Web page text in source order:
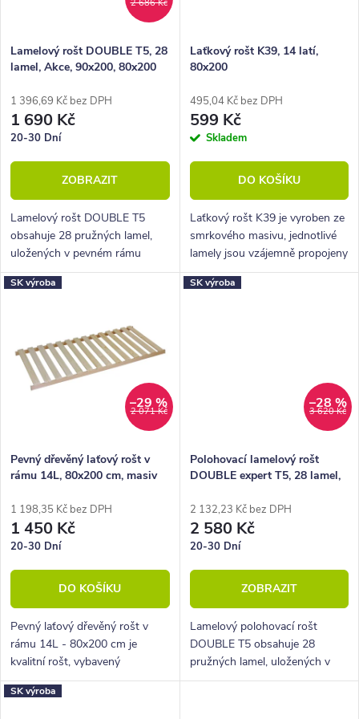
o
d
u
k
t
ů
r
o
d
u
k
t
ů
2 686 Kč
Lamelový rošt DOUBLE T5, 28
lamel, Akce, 90x200, 80x200
1 396,69 Kč bez DPH
1 690 Kč
20-30 Dní
ZOBRAZIT
Lamelový rošt DOUBLE T5
obsahuje 28 pružných lamel,
uložených v pevném rámu
pomocí speciálních pryžových
pouzder.
Laťkový rošt K39, 14 latí,
80x200
495,04 Kč bez DPH
599 Kč
Skladem
DO KOŠÍKU
Laťkový rošt K39 je vyroben ze
smrkového masivu, jednotlivé
lamely jsou vzájemně propojeny
textilním popruhem.
SK výroba
2 071 Kč
–29 %
Pevný dřevěný laťový rošt v
rámu 14L, 80x200 cm, masiv
1 198,35 Kč bez DPH
1 450 Kč
20-30 Dní
DO KOŠÍKU
Pevný laťový dřevěný rošt v
rámu 14L - 80x200 cm je
kvalitní rošt, vybavený
14 laťkami s vysokou nosností.
Ideální pro zákazníky preferující
SK výroba
3 620 Kč
–28 %
Polohovací lamelový rošt
DOUBLE expert T5, 28 lamel,
2 132,23 Kč bez DPH
2 580 Kč
20-30 Dní
ZOBRAZIT
Lamelový polohovací rošt
DOUBLE T5 obsahuje 28
pružných lamel, uložených v
pevném rámu pomocí
SK výroba